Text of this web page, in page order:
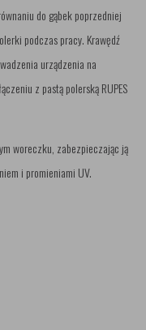
do gąbek poprzedniej
podczas pracy. Krawędź
urządzenia na
z pastą polerską RUPES
woreczku, zabezpieczając ją
i promieniami UV.